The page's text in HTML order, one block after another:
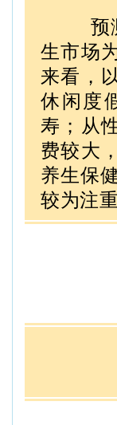
预
生市场
来看，
休闲度
寿；从
费较大
养生保
较为注